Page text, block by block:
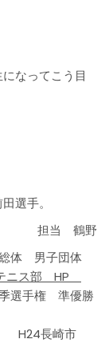
なってこう目
選手。
担当 鶴野
体 男子団体
ニス部 HP
選手権 準優勝
H24長崎市